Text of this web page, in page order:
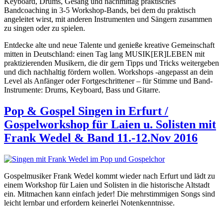
Bandcoaching in 3-5 Workshop-Bands, bei dem du praktisch
angeleitet wirst, mit anderen Instrumenten und Sängern zusammen
zu singen oder zu spielen.
Entdecke alte und neue Talente und genieße kreative Gemeinschaft
mitten in Deutschland: einen Tag lang MUSIK[ER]LEBEN mit
praktizierenden Musikern, die dir gern Tipps und Tricks weitergeben
und dich nachhaltig fördern wollen. Workshops -angepasst an dein
Level als Anfänger oder Fortgeschrittener – für Stimme und Band-
Instrumente: Drums, Keyboard, Bass und Gitarre.
Pop & Gospel Singen in Erfurt /
Gospelworkshop für Laien u. Solisten mit
Frank Wedel & Band 11.-12.Nov 2016
Gospelmusiker Frank Wedel kommt wieder nach Erfurt und lädt zu
einem Workshop für Laien und Solisten in die historische Altstadt
ein. Mitmachen kann einfach jeder! Die mehrstimmigen Songs sind
leicht lernbar und erfordern keinerlei Notenkenntnisse.